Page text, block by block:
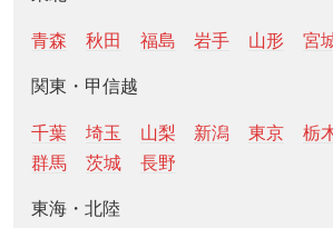
青森 秋田 福島 岩手 山形 宮
関東・甲信越
千葉 埼玉 山梨 新潟 東京 栃
群馬
茨城 長野
東海・北陸